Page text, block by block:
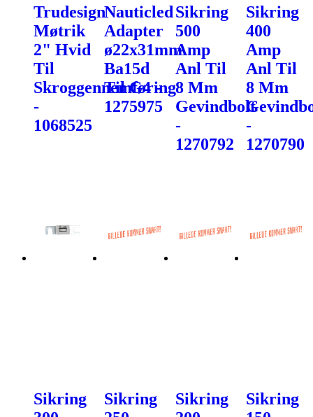
Trudesign
Møtrik
2" Hvid
Til
Skroggennemføring
-
1068525
Nauticled
Adapter
ø22x31mm
Ba15d
Til G4 -
1275975
Sikring
500
Amp
Anl Til
8 Mm
Gevindbolt
-
1270792
Sikring
400
Amp
Anl Til
8 Mm
-
1270790
Sikring
Sikring
Sikring
Sikring